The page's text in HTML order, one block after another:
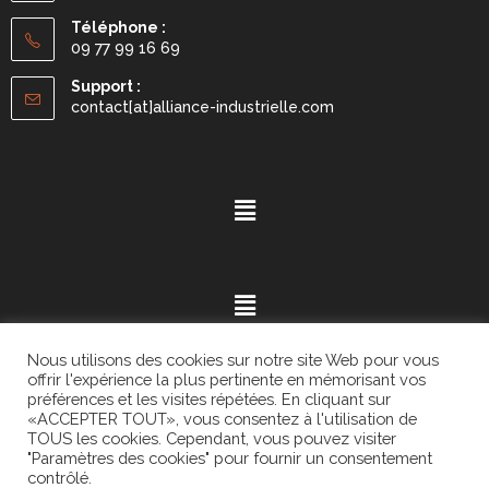
Téléphone :
09 77 99 16 69
Support :
contact[at]alliance-industrielle.com
Mention légales - ©2021.Alvaria. All Rights Reserved.
Nous utilisons des cookies sur notre site Web pour vous
offrir l'expérience la plus pertinente en mémorisant vos
préférences et les visites répétées. En cliquant sur
«ACCEPTER TOUT», vous consentez à l'utilisation de
TOUS les cookies. Cependant, vous pouvez visiter
"Paramètres des cookies" pour fournir un consentement
contrôlé.